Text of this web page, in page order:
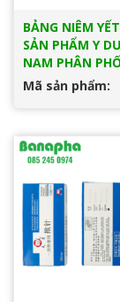
BẢNG NIÊM
SẢN PHẨM Y
NAM PHÂN
Mã sản phẩm: